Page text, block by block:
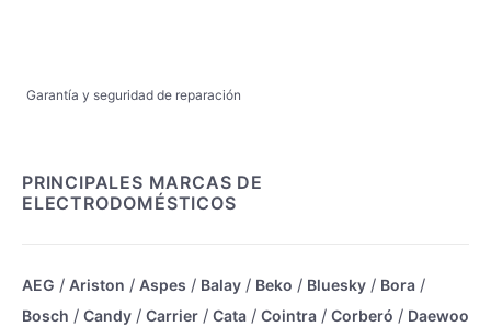
Garantía y seguridad de reparación
PRINCIPALES MARCAS DE
ELECTRODOMÉSTICOS
AEG / Ariston / Aspes / Balay / Beko / Bluesky / Bora /
Bosch / Candy / Carrier / Cata / Cointra / Corberó / Daewoo